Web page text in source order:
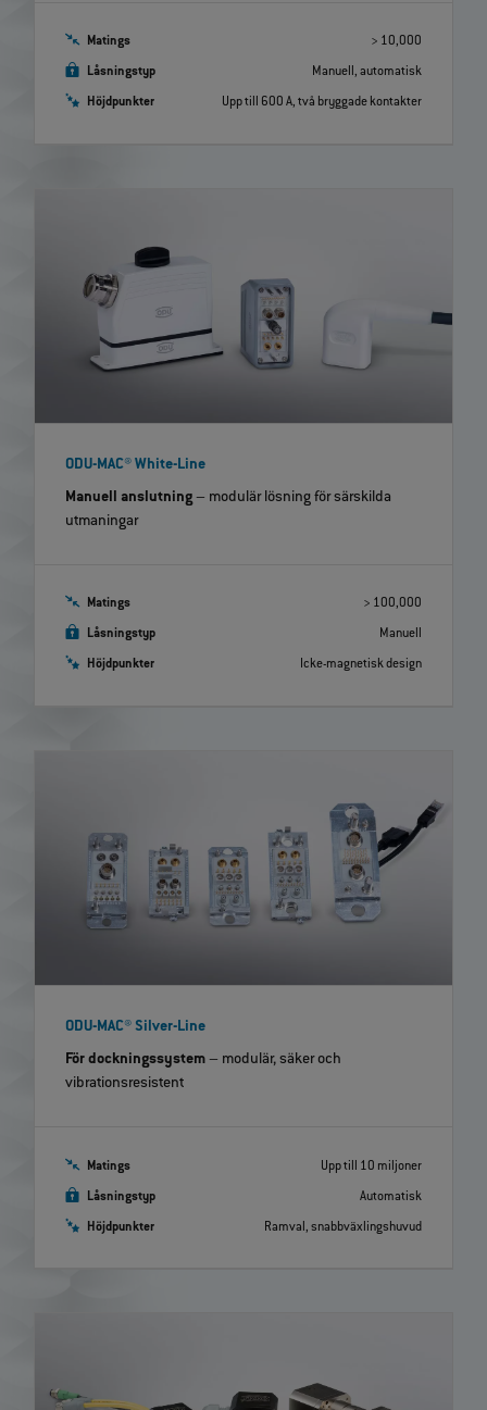
Matings > 10,000
Låsningstyp Manuell, automatisk
Höjdpunkter Upp till 600 A, två bryggade kontakter
ODU-MAC® White-Line
Manuell anslutning– modulär lösning för särskilda
utmaningar
Matings > 100,000
Låsningstyp Manuell
Höjdpunkter Icke-magnetisk design
ODU-MAC® Silver-Line
För dockningssystem– modulär, säker och
vibrationsresistent
Matings Upp till 10 miljoner
Låsningstyp Automatisk
Höjdpunkter Ramval, snabbväxlingshuvud